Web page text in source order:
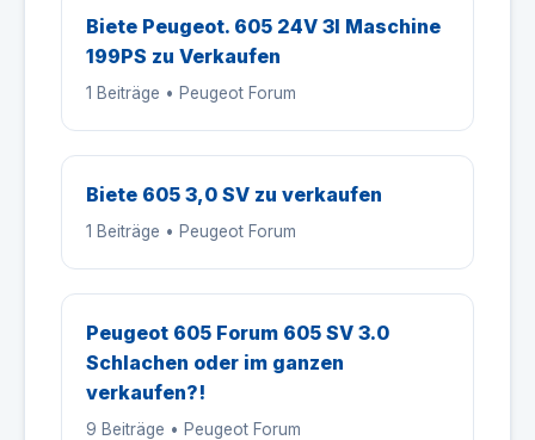
Biete Peugeot. 605 24V 3l Maschine
199PS zu Verkaufen
1 Beiträge • Peugeot Forum
Biete 605 3,0 SV zu verkaufen
1 Beiträge • Peugeot Forum
Peugeot 605 Forum 605 SV 3.0
Schlachen oder im ganzen
verkaufen?!
9 Beiträge • Peugeot Forum